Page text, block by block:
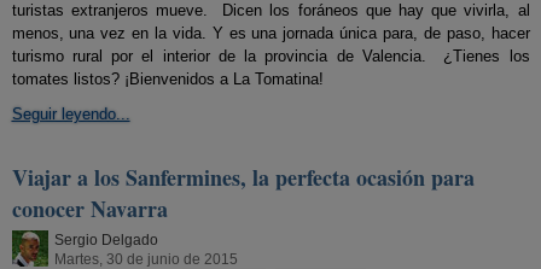
turistas extranjeros mueve. Dicen los foráneos que hay que vivirla, al
menos, una vez en la vida. Y es una jornada única para, de paso, hacer
turismo rural por el interior de la provincia de Valencia. ¿Tienes los
tomates listos? ¡Bienvenidos a La Tomatina!
Seguir leyendo...
Viajar a los Sanfermines, la perfecta ocasión para
conocer Navarra
Sergio Delgado
Martes, 30 de junio de 2015